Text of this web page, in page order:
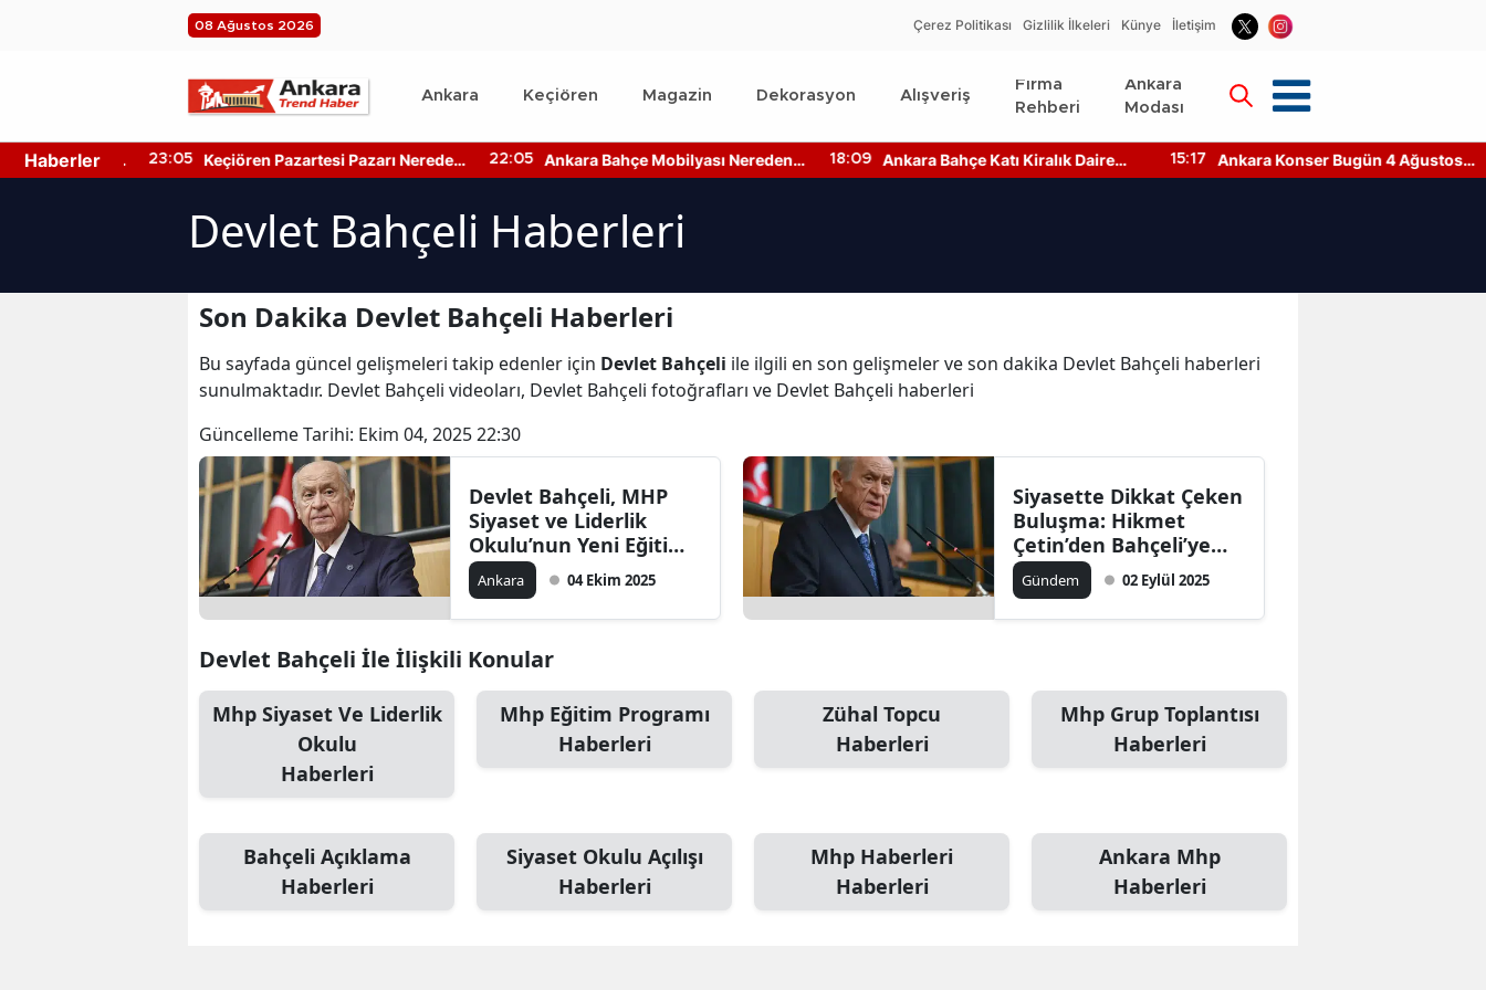
08 Ağustos 2026 Çerez Politikası Gizlilik İlkeleri Künye İletişim
Ankara Keçiören Magazin Dekorasyon Alışveriş
Firma
Rehberi
Ankara
Modası
Haberler
Merkezleri
Hangi
23:05
Keçiören Pazartesi Pazarı Nerede?
Pazarın Yeri ve Kapanış Saati
22:05
Ankara Bahçe Mobilyası Nereden
Alınır? Mobilya Kumaş Türleri
18:09
Ankara Bahçe Katı Kiralık Daire
Fiyatları Ne Kadar?
15:17
Ankara Konser Bugün 4 Ağustos
2026 Kimler Sahnede?
Devlet Bahçeli Haberleri
Son Dakika Devlet Bahçeli Haberleri
Bu sayfada güncel gelişmeleri takip edenler için Devlet Bahçeli ile ilgili en son gelişmeler ve son dakika Devlet Bahçeli haberleri
sunulmaktadır. Devlet Bahçeli videoları, Devlet Bahçeli fotoğrafları ve Devlet Bahçeli haberleri
Güncelleme Tarihi: Ekim 04, 2025 22:30
Devlet Bahçeli, MHP
Siyaset ve Liderlik
Okulu’nun Yeni Eğitim
Yılı Açılışına Katıldı
Ankara 04 Ekim 2025
Siyasette Dikkat Çeken
Buluşma: Hikmet
Çetin’den Bahçeli’ye
Sürpriz Ziyaret
Gündem 02 Eylül 2025
Devlet Bahçeli İle İlişkili Konular
Mhp Siyaset Ve Liderlik
Okulu
Haberleri
Mhp Eğitim Programı
Haberleri
Zühal Topcu
Haberleri
Mhp Grup Toplantısı
Haberleri
Bahçeli Açıklama
Haberleri
Siyaset Okulu Açılışı
Haberleri
Mhp Haberleri
Haberleri
Ankara Mhp
Haberleri